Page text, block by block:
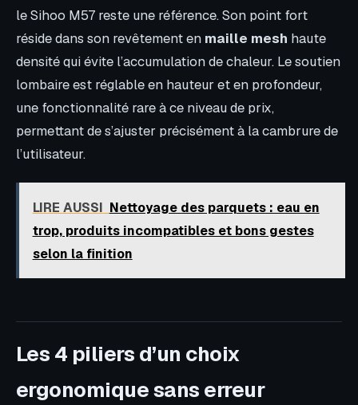
le Sihoo M57 reste une référence. Son point fort
réside dans son revêtement en maille mesh haute
densité qui évite l’accumulation de chaleur. Le soutien
lombaire est réglable en hauteur et en profondeur,
une fonctionnalité rare à ce niveau de prix,
permettant de s’ajuster précisément à la cambrure de
l’utilisateur.
LIRE AUSSI Nettoyage des parquets : eau en
trop, produits incompatibles et bons gestes
selon la finition
Les 4 piliers d’un choix
ergonomique sans erreur